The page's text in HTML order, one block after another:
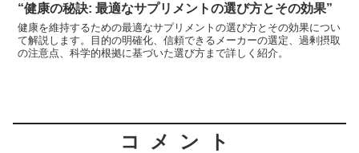
“健康の秘訣: 最適なサプリメントの選び方とその効果”
健康を維持するための最適なサプリメントの選び方とその効果につい
て解説します。目的の明確化、信頼できるメーカーの選定、過剰摂取
の注意点、科学的根拠に基づいた選び方まで詳しく紹介。
コメント